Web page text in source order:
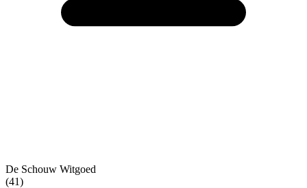
De Schouw Witgoed
(41)